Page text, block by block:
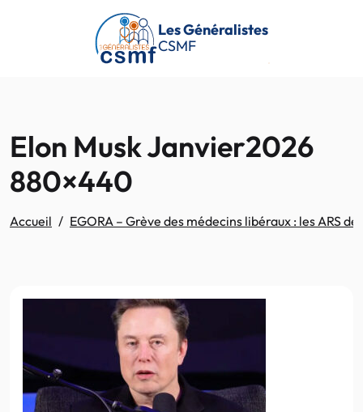
Passer au contenu principal
Les Généralistes
CSMF
Elon Musk Janvier2026
880×440
Accueil EGORA – Grève des médecins libéraux : les ARS